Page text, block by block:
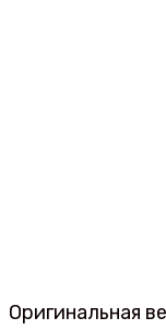
Оригинальная